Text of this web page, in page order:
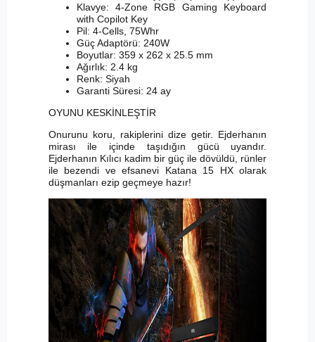
Klavye: 4-Zone RGB Gaming Keyboard
with Copilot Key
Pil: 4-Cells, 75Whr
Güç Adaptörü: 240W
Boyutlar: 359 x 262 x 25.5 mm
Ağırlık: 2.4 kg
Renk: Siyah
Garanti Süresi: 24 ay
OYUNU KESKİNLEŞTİR
Onurunu koru, rakiplerini dize getir. Ejderhanın
mirası ile içinde taşıdığın gücü uyandır.
Ejderhanın Kılıcı kadim bir güç ile dövüldü, rünler
ile bezendi ve efsanevi Katana 15 HX olarak
düşmanları ezip geçmeye hazır!